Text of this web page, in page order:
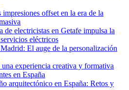
offset en la era de la
de electricistas en Getafe impulsa la
eléctricos
El auge de la personalización
experiencia creativa y formativa
en España
arquitectónico en España: Retos y